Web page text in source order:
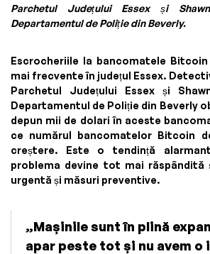
Parchetul Județului Essex și
Departamentul de Poliție din Beverly.
Escrocheriile la bancomatele
mai frecvente în județul Essex.
Parchetul Județului Essex și
Departamentul de Poliție din Beverly
depun mii de dolari în aceste
ce numărul bancomatelor Bitcoin
creștere. Este o tendință
problema devine tot mai răspândită
urgentă și măsuri preventive.
„Mașinile sunt în plină
apar peste tot și nu avem o